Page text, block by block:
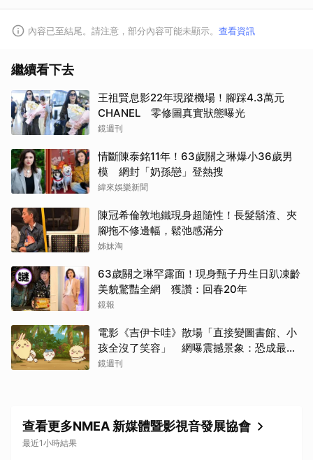
內容已至結尾。請注意，部分內容可能未顯示。 查看資訊
繼續看下去
王祖賢息影22年現蹤機場！腳踩4.3萬元
CHANEL 零修圖真實狀態曝光
鏡週刊
情斷陳泰銘11年！63歲關之琳爆小36歲男
模 網封「奶孫戀」登熱搜
緯來娛樂新聞
陳冠希倫敦地鐵現身超隨性！長髮鬍渣、夾
腳拖不修邊幅，鬆弛感滿分
姊妹淘
63歲關之琳罕露面！現身甄子丹生日趴凍齡
美貌驚豔全網 獲讚：回春20年
鏡報
電影《吉伊卡哇》散場「直接變圖書館、小
孩全沒了笑容」 網曝震撼景象：恐成最新
童年陰影
鏡週刊
查看更多NMEA 新媒體暨影視音發展協會
最近1小時結果